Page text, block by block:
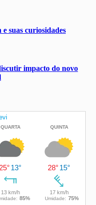
suas curiosidades
impacto do novo